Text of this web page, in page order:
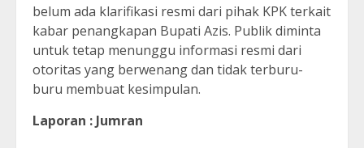
belum ada klarifikasi resmi dari pihak KPK terkait
kabar penangkapan Bupati Azis. Publik diminta
untuk tetap menunggu informasi resmi dari
otoritas yang berwenang dan tidak terburu-
buru membuat kesimpulan.
Laporan : Jumran